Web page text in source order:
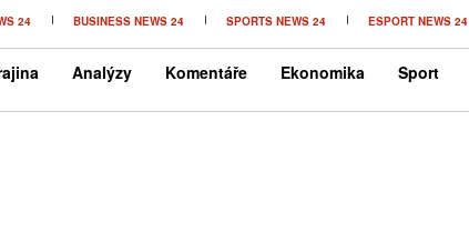
24 BUSINESS NEWS 24 SPORTS NEWS 24 ESPORT NEWS 24
Analýzy Komentáře Ekonomika Sport